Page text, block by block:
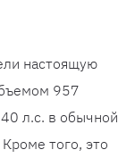
настоящую
957
л.с. в обычной
того, это